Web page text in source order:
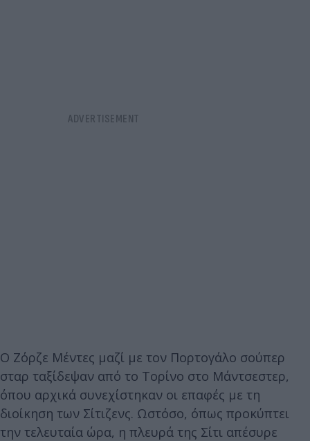
Ο Ζόρζε Μέντες μαζί με τον Πορτογάλο σούπερ
σταρ ταξίδεψαν από το Τορίνο στο Μάντσεστερ,
όπου αρχικά συνεχίστηκαν οι επαφές με τη
διοίκηση των Σίτιζενς. Ωστόσο, όπως προκύπτει
την τελευταία ώρα, η πλευρά της Σίτι απέσυρε